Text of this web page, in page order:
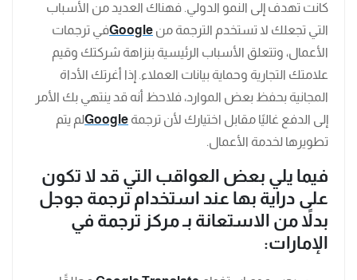
كانت تهدف إلى النمو الدولي. فهناك العديد من الأسباب
التي تجعلك لا تستخدم الترجمة من Googleفي ترجمات
الأعمال، وتتعلق الأسباب الرئيسية بنزاهة شركتك وقيم
علامتك التجارية وحماية بيانات العملاء. إذا أغرتك الأداة
المجانية بحفظ بعض الموارد، فلاحظ أنه قد ينتهي بك الأمر
إلى الدفع غاليًا مقابل اختيارك لأن ترجمة Googleلم يتم
تطويرها لخدمة الأعمال.
فيما يلي بعض العواقب التي قد لا تكون
على دراية بها عند استخدام ترجمة جوجل
بدلاً من الاستعانة بـ مركز ترجمة في
الإمارات: